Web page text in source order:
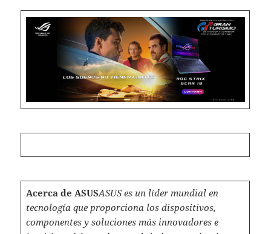
Acerca de ASUSASUS es un líder mundial en
tecnología que proporciona los dispositivos,
componentes y soluciones más innovadores e